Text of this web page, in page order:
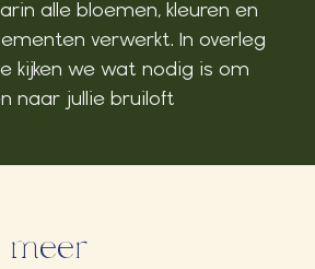
alle bloemen, kleuren en
verwerkt. In overleg
kijken we wat nodig is om
naar jullie bruiloft